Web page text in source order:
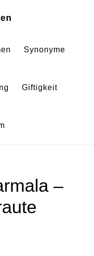
Synonyme
Giftigkeit
–